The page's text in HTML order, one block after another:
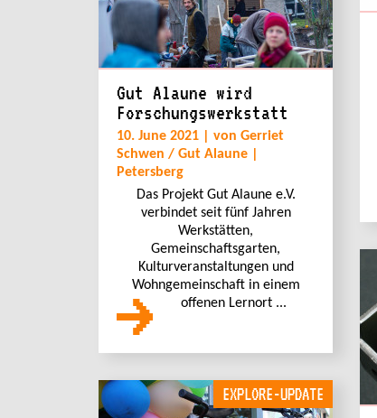
Gut Alaune wird
Forschungswerkstatt
10. June 2021 | von Gerriet
Schwen / Gut Alaune |
Petersberg
Das Projekt Gut Alaune e.V.
verbindet seit fünf Jahren
Werkstätten,
Gemeinschaftsgarten,
Kulturveranstaltungen und
Wohngemeinschaft in einem
offenen Lernort ...
EXPLORE-UPDATE